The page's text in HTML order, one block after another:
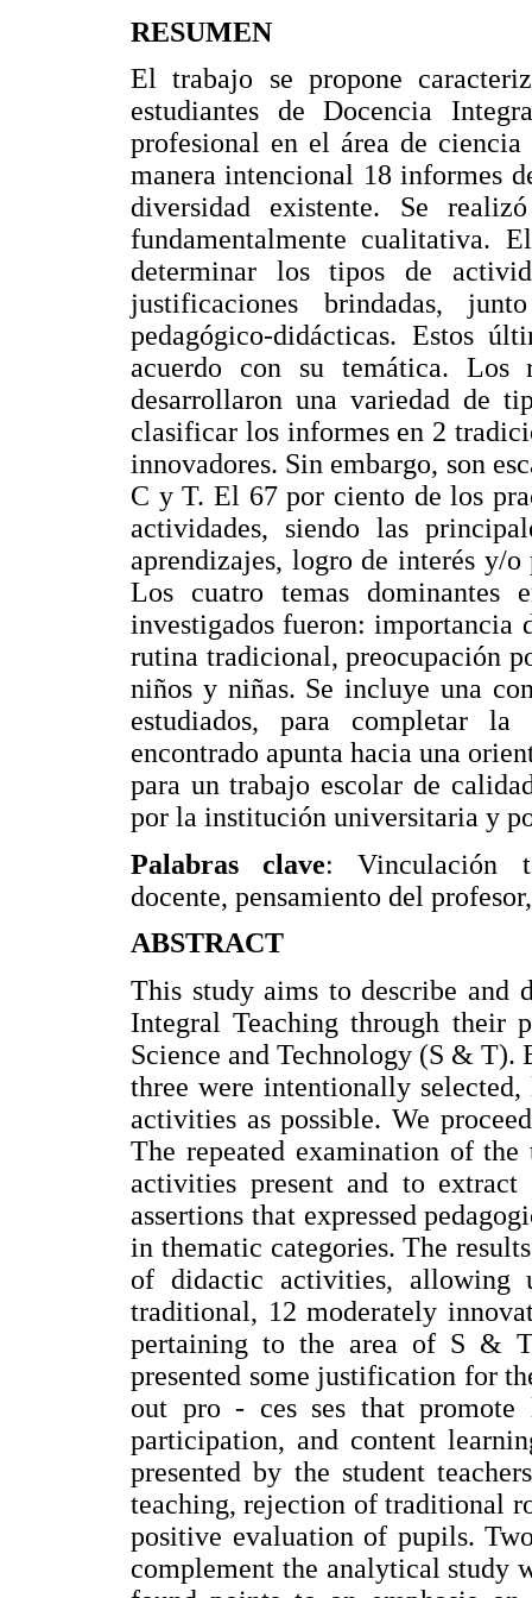
RESUMEN
El trabajo se propone
estudiantes de Docencia
profesional en el área de
manera intencional 18 informes
diversidad existente. Se
fundamentalmente cualitativa.
determinar los tipos de
justificaciones brindadas,
pedagógico-didácticas. Estos
acuerdo con su temática. Los
desarrollaron una variedad de
clasificar los informes en 2
innovadores. Sin embargo, son
C y T. El 67 por ciento de los
actividades, siendo las
aprendizajes, logro de interés y/
Los cuatro temas dominantes
investigados fueron: importancia
rutina tradicional, preocupación
niños y niñas. Se incluye una
estudiados, para completar
encontrado apunta hacia una
para un trabajo escolar de
por la institución universitaria y
Palabras clave: Vinculación
docente, pensamiento del
ABSTRACT
This study aims to describe and
Integral Teaching through their
Science and Technology (S &
three were intentionally
activities as possible. We
The repeated examination of
activities present and to
assertions that expressed
in thematic categories. The
of didactic activities,
traditional, 12 moderately
pertaining to the area of S &
presented some justification for
out pro - ces ses that promote
participation, and content
presented by the student
teaching, rejection of traditional
positive evaluation of pupils.
complement the analytical study